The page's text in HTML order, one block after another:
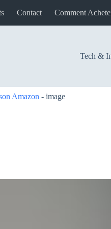
Contact Comment
Tech &
Amazon - image